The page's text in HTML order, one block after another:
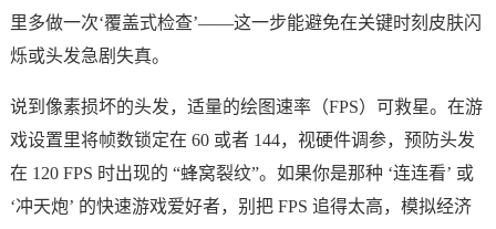
里多做一次‘覆盖式检查’——这一步能避免在关键时刻皮肤闪
烁或头发急剧失真。
说到像素损坏的头发，适量的绘图速率（FPS）可救星。在游
戏设置里将帧数锁定在 60 或者 144，视硬件调参，预防头发
在 120 FPS 时出现的 “蜂窝裂纹”。如果你是那种 ‘连连看’ 或
‘冲天炮’ 的快速游戏爱好者，别把 FPS 追得太高，模拟经济